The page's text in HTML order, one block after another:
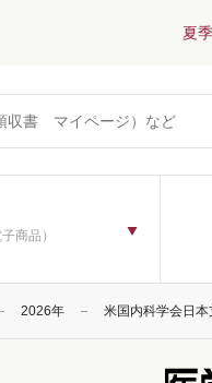
夏
商品）
2026年 米国内科学会日本